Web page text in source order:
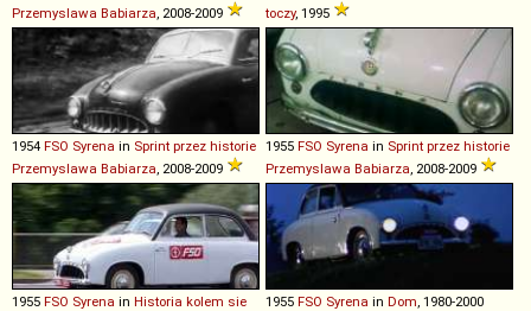
Przemyslawa Babiarza , 2008-2009
toczy, 1995
1954 FSO Syrena in Sprint przez historie
Przemyslawa Babiarza , 2008-2009
1955 FSO Syrena in Sprint przez historie
Przemyslawa Babiarza , 2008-2009
1955 FSO Syrena in Historia kolem sie
1955 FSO Syrena in Dom , 1980-2000